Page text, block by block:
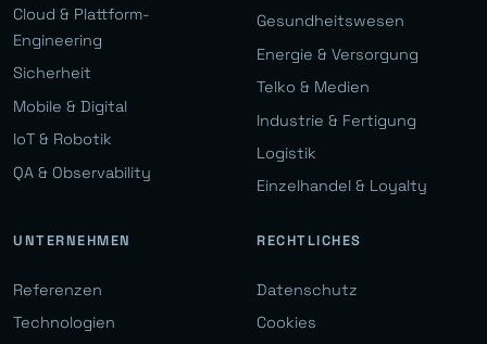
Cloud & Plattform-
Engineering
Sicherheit
Mobile & Digital
IoT & Robotik
QA & Observability
Gesundheitswesen
Energie & Versorgung
Telko & Medien
Industrie & Fertigung
Logistik
Einzelhandel & Loyalty
UNTERNEHMEN
Referenzen
Technologien
RECHTLICHES
Datenschutz
Cookies